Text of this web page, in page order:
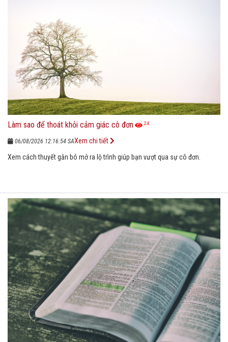
Làm sao để thoát khỏi cảm giác cô đơn 24
06/08/2026 12:16:54 SA
Xem cách thuyết gắn bó mở ra lộ trình giúp bạn vượt qua sự cô đơn.
Xem chi tiết